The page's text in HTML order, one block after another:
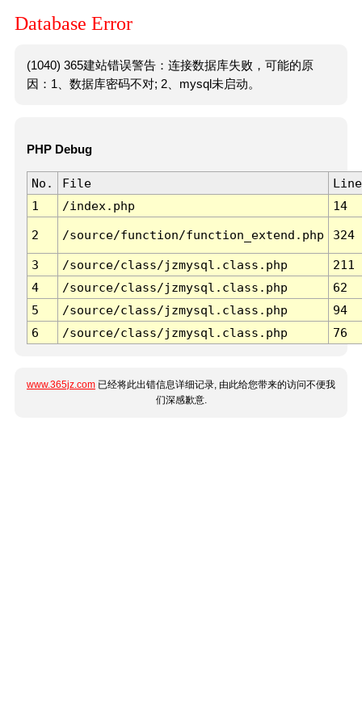
Database Error
(1040) 365建站错误警告：连接数据库失败，可能的原
因：1、数据库密码不对; 2、mysql未启动。
PHP Debug
No. File
Line
1
/index.php 14
2 /source/function/function_extend.php 324
3 /source/class/jzmysql.class.php
211
4
/source/class/jzmysql.class.php
62
5
/source/class/jzmysql.class.php
94
6
/source/class/jzmysql.class.php 76
www.365jz.com 已经将此出错信息详细记录, 由此给您带来的访问不便我
们深感歉意.